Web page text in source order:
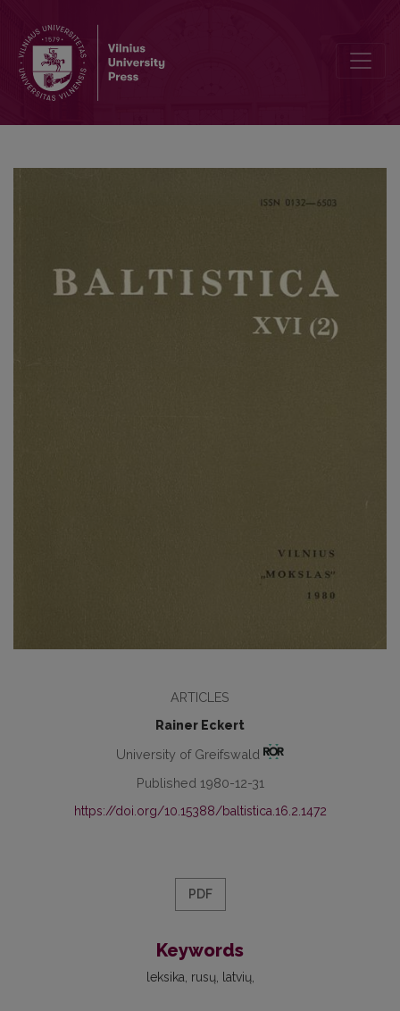
ARTICLES
Rainer Eckert
University of Greifswald
Published 1980-12-31
https://doi.org/10.15388/baltistica.16.2.1472
PDF
Keywords
leksika rusų latvių